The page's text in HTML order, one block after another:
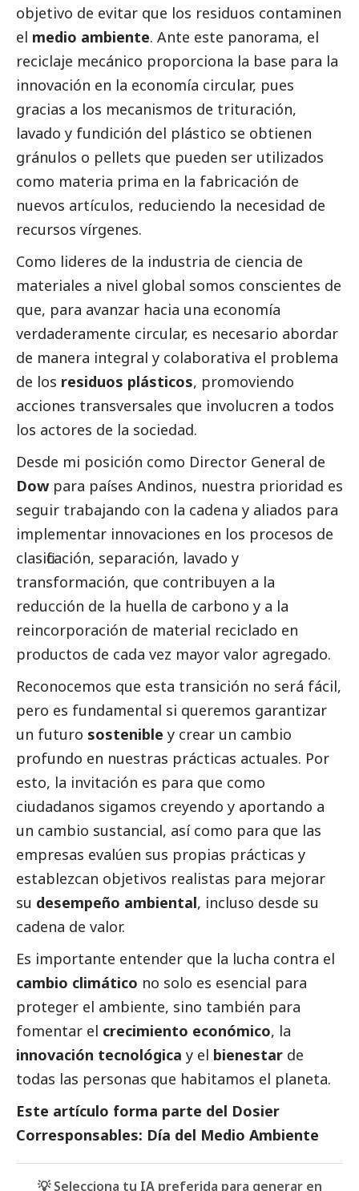
objetivo de evitar que los residuos contaminen
el medio ambiente. Ante este panorama, el
reciclaje mecánico proporciona la base para la
innovación en la economía circular, pues
gracias a los mecanismos de trituración,
lavado y fundición del plástico se obtienen
gránulos o pellets que pueden ser utilizados
como materia prima en la fabricación de
nuevos artículos, reduciendo la necesidad de
recursos vírgenes.
Como lideres de la industria de ciencia de
materiales a nivel global somos conscientes de
que, para avanzar hacia una economía
verdaderamente circular, es necesario abordar
de manera integral y colaborativa el problema
de los residuos plásticos, promoviendo
acciones transversales que involucren a todos
los actores de la sociedad.
Desde mi posición como Director General de
Dow para países Andinos, nuestra prioridad es
seguir trabajando con la cadena y aliados para
implementar innovaciones en los procesos de
clasificación, separación, lavado y
transformación, que contribuyen a la
reducción de la huella de carbono y a la
reincorporación de material reciclado en
productos de cada vez mayor valor agregado.
Reconocemos que esta transición no será fácil,
pero es fundamental si queremos garantizar
un futuro sostenible y crear un cambio
profundo en nuestras prácticas actuales. Por
esto, la invitación es para que como
ciudadanos sigamos creyendo y aportando a
un cambio sustancial, así como para que las
empresas evalúen sus propias prácticas y
establezcan objetivos realistas para mejorar
su desempeño ambiental, incluso desde su
cadena de valor.
Es importante entender que la lucha contra el
cambio climático no solo es esencial para
proteger el ambiente, sino también para
fomentar el crecimiento económico, la
innovación tecnológica y el bienestar de
todas las personas que habitamos el planeta.
Este artículo forma parte del Dosier
Corresponsables: Día del Medio Ambiente
💡 Selecciona tu IA preferida para generar en